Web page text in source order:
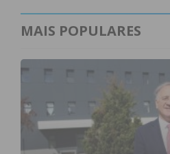
MAIS POPULARES